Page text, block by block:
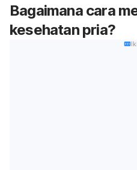
Bagaimana cara
kesehatan pria?